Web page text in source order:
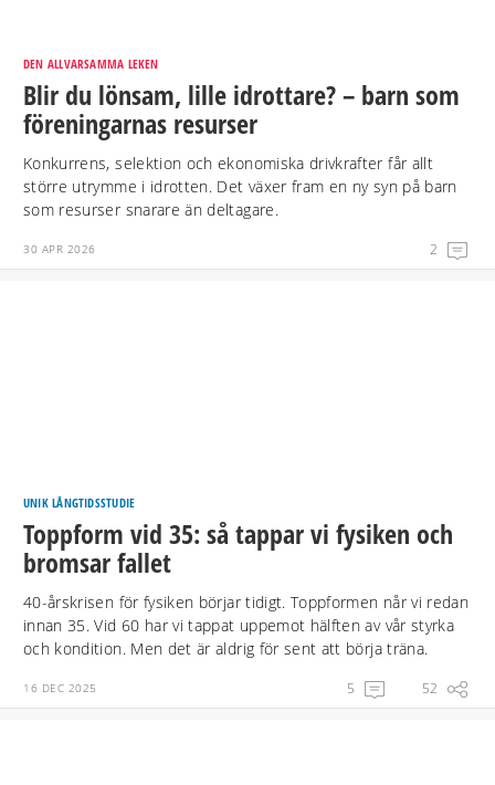
DEN ALLVARSAMMA LEKEN
Blir du lönsam, lille idrottare? – barn som
föreningarnas resurser
Konkurrens, selektion och ekonomiska drivkrafter får allt
större utrymme i idrotten. Det växer fram en ny syn på barn
som resurser snarare än deltagare.
30 APR 2026 2
UNIK LÅNGTIDSSTUDIE
Toppform vid 35: så tappar vi fysiken och
bromsar fallet
40-årskrisen för fysiken börjar tidigt. Toppformen når vi redan
innan 35. Vid 60 har vi tappat uppemot hälften av vår styrka
och kondition. Men det är aldrig för sent att börja träna.
16 DEC 2025 5 52